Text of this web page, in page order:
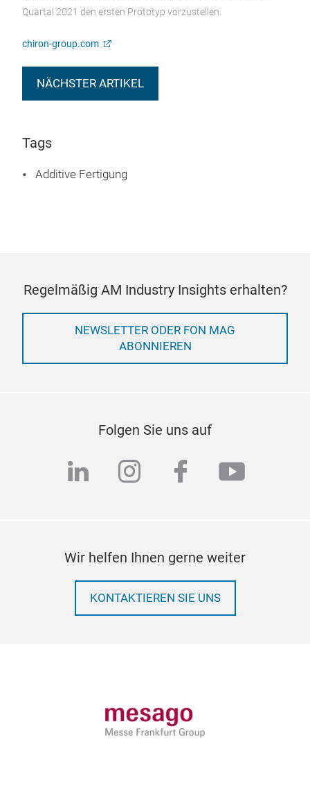
Quartal 2021 den ersten Prototyp vorzustellen.
chiron-group.com
NÄCHSTER ARTIKEL
Tags
Additive Fertigung
Regelmäßig AM Industry Insights erhalten?
NEWSLETTER ODER FON MAG
ABONNIEREN
Folgen Sie uns auf
linkedininstagram
facebook
Wir helfen Ihnen gerne weiter
KONTAKTIEREN SIE UNS